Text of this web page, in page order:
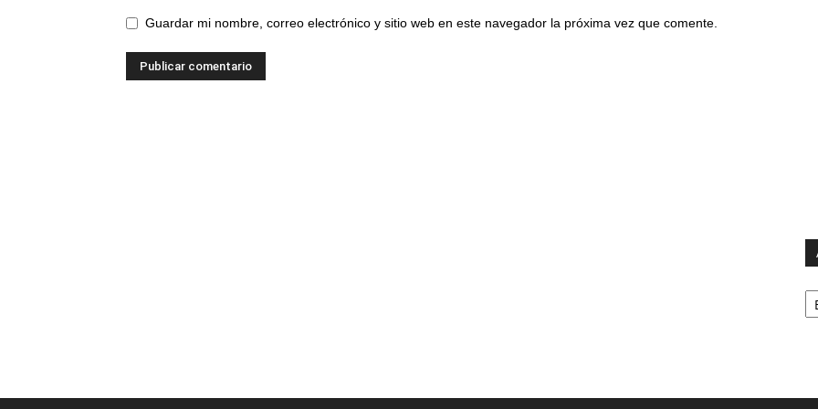
Guardar mi nombre, correo electrónico y sitio web en este navegador la próxima vez que comente.